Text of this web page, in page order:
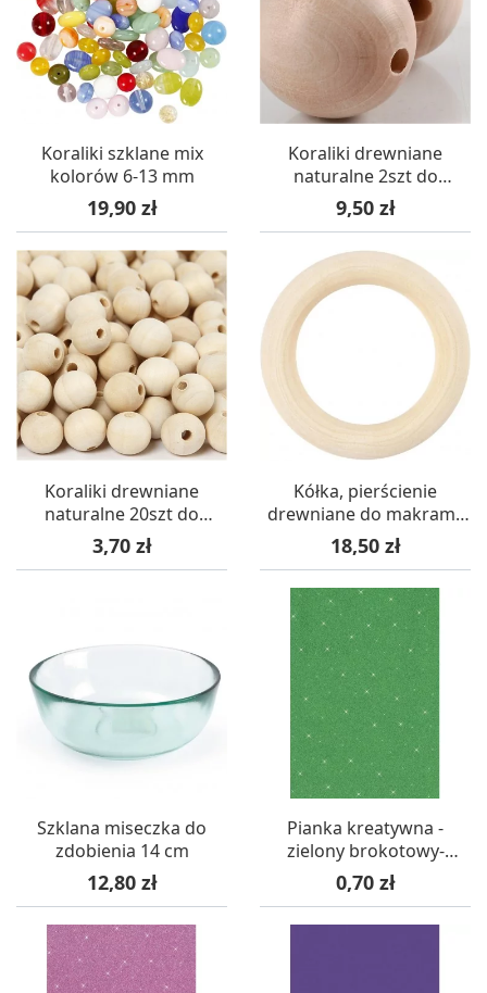
Koraliki szklane mix
kolorów 6-13 mm
Cena
19,90 zł
Koraliki drewniane
naturalne 2szt do
makramy - 3,5 cm,
dziurka 6 mm
Cena
9,50 zł
Koraliki drewniane
naturalne 20szt do
makramy - 1,5 cm,
dziurka 3 mm
Cena
3,70 zł
Kółka, pierścienie
drewniane do makramy
5,5 cm komplet 6 sztuk
Cena
18,50 zł
Szklana miseczka do
zdobienia 14 cm
Cena
12,80 zł
Pianka kreatywna -
zielony brokotowy-
arkusz 21x29 pianka EVA
Cena
0,70 zł